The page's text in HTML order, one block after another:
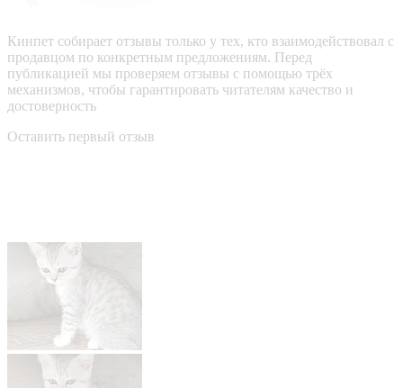
Кинпет собирает отзывы только у тех, кто взаимодействовал с
продавцом по конкретным предложениям. Перед
публикацией мы проверяем отзывы с помощью трёх
механизмов, чтобы гарантировать читателям качество и
достоверность
Оставить первый отзыв